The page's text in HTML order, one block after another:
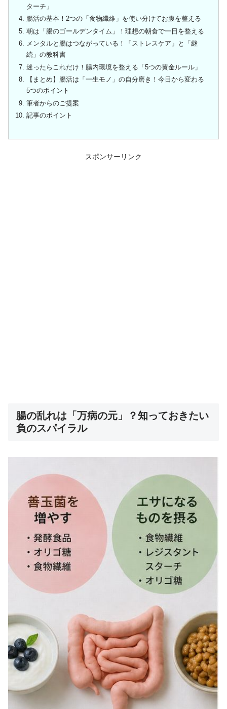
ターチ」
腸活の基本！2つの「食物繊維」を使い分けてお腹を整える
朝は「腸のゴールデンタイム」！理想の朝食で一日を整える
メンタルと腸はつながっている！「ストレスケア」と「継
続」の教科書
迷ったらこれだけ！腸内環境を整える「5つの黄金ルール」
【まとめ】腸活は「一生モノ」の自分磨き！今日から変わる
5つのポイント
筆者からのご提案
記事のポイント
スポンサーリンク
腸の乱れは「万病の元」？知っておきたい
負のスパイラル